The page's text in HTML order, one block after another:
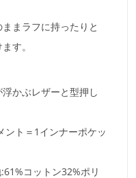
まラフに持ったりと
す。
浮かぶレザーと型押し
ント＝1インナーポケッ
コットン32%ポリ